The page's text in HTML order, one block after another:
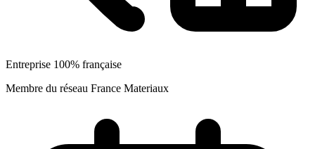
Entreprise 100% française
Membre du réseau France Materiaux